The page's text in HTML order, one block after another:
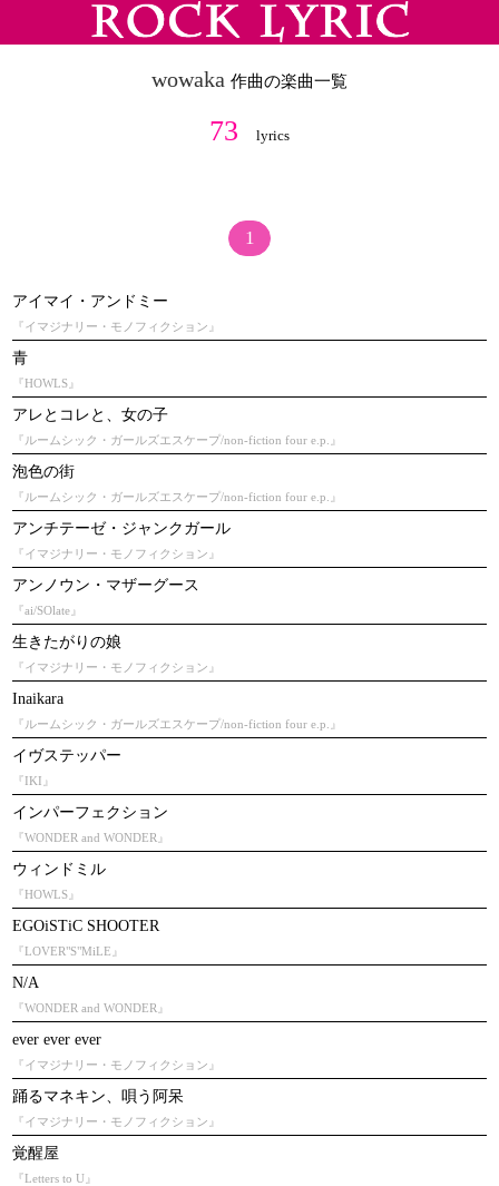
wowaka 作曲の楽曲一覧
73 lyrics
1
アイマイ・アンドミー
『イマジナリー・モノフィクション』
青
『HOWLS』
アレとコレと、女の子
『ルームシック・ガールズエスケープ/non-fiction four e.p.』
泡色の街
『ルームシック・ガールズエスケープ/non-fiction four e.p.』
アンチテーゼ・ジャンクガール
『イマジナリー・モノフィクション』
アンノウン・マザーグース
『ai/SOlate』
生きたがりの娘
『イマジナリー・モノフィクション』
Inaikara
『ルームシック・ガールズエスケープ/non-fiction four e.p.』
イヴステッパー
『IKI』
インパーフェクション
『WONDER and WONDER』
ウィンドミル
『HOWLS』
EGOiSTiC SHOOTER
『LOVER"S"MiLE』
N/A
『WONDER and WONDER』
ever ever ever
『イマジナリー・モノフィクション』
踊るマネキン、唄う阿呆
『イマジナリー・モノフィクション』
覚醒屋
『Letters to U』